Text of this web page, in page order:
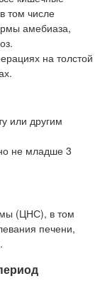
том числе
амебиаза,
на толстой
или другим
не младше 3
(ЦНС), в том
печени,